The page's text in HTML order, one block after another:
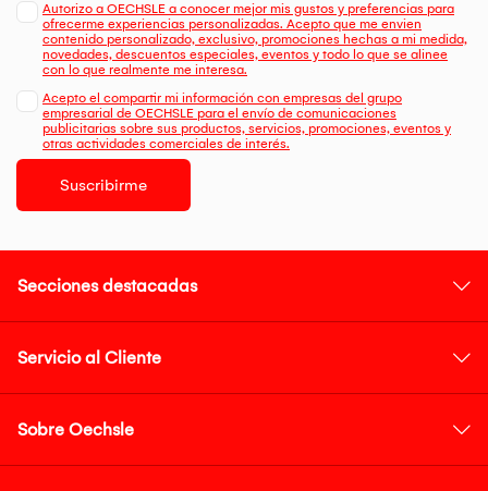
Autorizo a OECHSLE a conocer mejor mis gustos y preferencias para
ofrecerme experiencias personalizadas. Acepto que me envien
contenido personalizado, exclusivo, promociones hechas a mi medida,
novedades, descuentos especiales, eventos y todo lo que se alinee
con lo que realmente me interesa.
Acepto el compartir mi información con empresas del grupo
empresarial de OECHSLE para el envío de comunicaciones
publicitarias sobre sus productos, servicios, promociones, eventos y
otras actividades comerciales de interés.
Suscribirme
Secciones destacadas
Servicio al Cliente
Sobre Oechsle